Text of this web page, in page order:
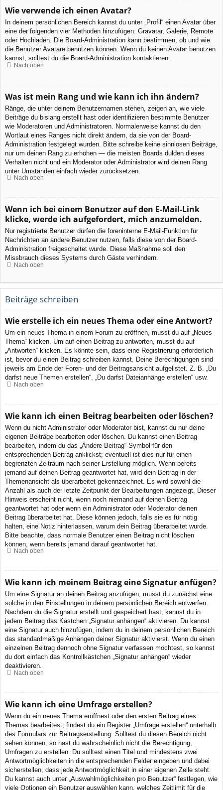
Wie verwende ich einen Avatar?
In deinem persönlichen Bereich kannst du unter „Profil“ einen Avatar über
eine der folgenden vier Methoden hinzufügen: Gravatar, Galerie, Remote
oder Hochladen. Die Board-Administration kann bestimmen, ob und wie
die Benutzer Avatare benutzen können. Wenn du keinen Avatar benutzen
kannst, solltest du die Board-Administration kontaktieren.
Nach oben
Was ist mein Rang und wie kann ich ihn ändern?
Ränge, die unter deinem Benutzernamen stehen, zeigen an, wie viele
Beiträge du bislang erstellt hast oder identifizieren bestimmte Benutzer
wie Moderatoren und Administratoren. Normalerweise kannst du den
Wortlaut eines Ranges nicht direkt ändern, da sie von der Board-
Administration festgelegt wurden. Bitte schreibe keine sinnlosen Beiträge,
nur um deinen Rang zu erhöhen — die meisten Boards dulden dieses
Verhalten nicht und ein Moderator oder Administrator wird deinen Rang
unter Umständen einfach wieder zurücksetzen.
Nach oben
Wenn ich bei einem Benutzer auf den E-Mail-Link
klicke, werde ich aufgefordert, mich anzumelden.
Nur registrierte Benutzer dürfen die foreninterne E-Mail-Funktion für
Nachrichten an andere Benutzer nutzen, falls diese von der Board-
Administration freigeschaltet wurde. Diese Maßnahme soll den
Missbrauch dieses Systems durch Gäste verhindern.
Nach oben
Beiträge schreiben
Wie erstelle ich ein neues Thema oder eine Antwort?
Um ein neues Thema in einem Forum zu eröffnen, musst du auf „Neues
Thema“ klicken. Um auf einen Beitrag zu antworten, musst du auf
„Antworten“ klicken. Es könnte sein, dass eine Registrierung erforderlich
ist, bevor du einen Beitrag schreiben kannst. Deine Berechtigungen sind
jeweils am Ende der Foren- und der Beitragsansicht aufgelistet. Z. B. „Du
darfst neue Themen erstellen“, „Du darfst Dateianhänge erstellen“ usw.
Nach oben
Wie kann ich einen Beitrag bearbeiten oder löschen?
Wenn du nicht Administrator oder Moderator bist, kannst du nur deine
eigenen Beiträge bearbeiten oder löschen. Du kannst einen Beitrag
bearbeiten, indem du das „Ändere Beitrag“-Symbol für den
entsprechenden Beitrag anklickst; eventuell ist dies nur für einen
begrenzten Zeitraum nach seiner Erstellung möglich. Wenn bereits
jemand auf deinen Beitrag geantwortet hat, wird dein Beitrag in der
Themenansicht als überarbeitet gekennzeichnet. Es wird sowohl die
Anzahl als auch der letzte Zeitpunkt der Bearbeitungen angezeigt. Dieser
Hinweis erscheint nicht, wenn noch niemand auf deinen Beitrag
geantwortet hat oder wenn ein Administrator oder Moderator deinen
Beitrag überarbeitet hat. Diese können jedoch, falls sie es für nötig
halten, eine Notiz hinterlassen, warum dein Beitrag überarbeitet wurde.
Bitte beachte, dass normale Benutzer einen Beitrag nicht löschen
können, wenn bereits jemand darauf geantwortet hat.
Nach oben
Wie kann ich meinem Beitrag eine Signatur anfügen?
Um eine Signatur an deinen Beitrag anzufügen, musst du zunächst eine
solche in den Einstellungen in deinem persönlichen Bereich entwerfen.
Nachdem du die Signatur erstellt und gespeichert hast, kannst du in
jedem Beitrag das Kästchen „Signatur anhängen“ aktivieren. Du kannst
eine Signatur auch hinzufügen, indem du in deinem persönlichen Bereich
das standardmäßige Anhängen deiner Signatur aktivierst. Wenn du einen
einzelnen Beitrag dennoch ohne Signatur verfassen möchtest, so kannst
du dort einfach das Kontrollkästchen „Signatur anhängen“ wieder
deaktivieren.
Nach oben
Wie kann ich eine Umfrage erstellen?
Wenn du ein neues Thema eröffnest oder den ersten Beitrag eines
Themas bearbeitest, findest du ein Register „Umfrage erstellen“ unterhalb
des Formulars zur Beitragserstellung. Solltest du diesen Bereich nicht
sehen können, so hast du wahrscheinlich nicht die Berechtigung,
Umfragen zu erstellen. Du solltest einen Titel und mindestens zwei
Antwortmöglichkeiten in die entsprechenden Felder eingeben und dabei
sicherstellen, dass jede Antwortmöglichkeit in einer eigenen Zeile steht.
Du kannst auch unter „Auswahlmöglichkeiten pro Benutzer“ festlegen, wie
viele Optionen ein Benutzer auswählen kann, welches Zeitlimit für die